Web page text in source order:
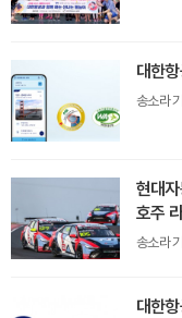
대한
송소라
현대
호주
송소라
대한